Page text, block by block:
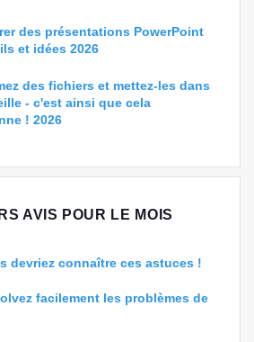
des présentations PowerPoint
et idées 2026
des fichiers et mettez-les dans
- c'est ainsi que cela
! 2026
AVIS POUR LE MOIS
devriez connaître ces astuces !
facilement les problèmes de